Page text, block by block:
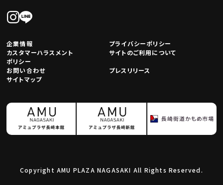
企業情報
プライバシーポリシー
カスタマーハラスメント
ポリシー
サイトのご利用について
お問い合わせ
プレスリリース
サイトマップ
Copyright AMU PLAZA NAGASAKI All Rights Reserved.